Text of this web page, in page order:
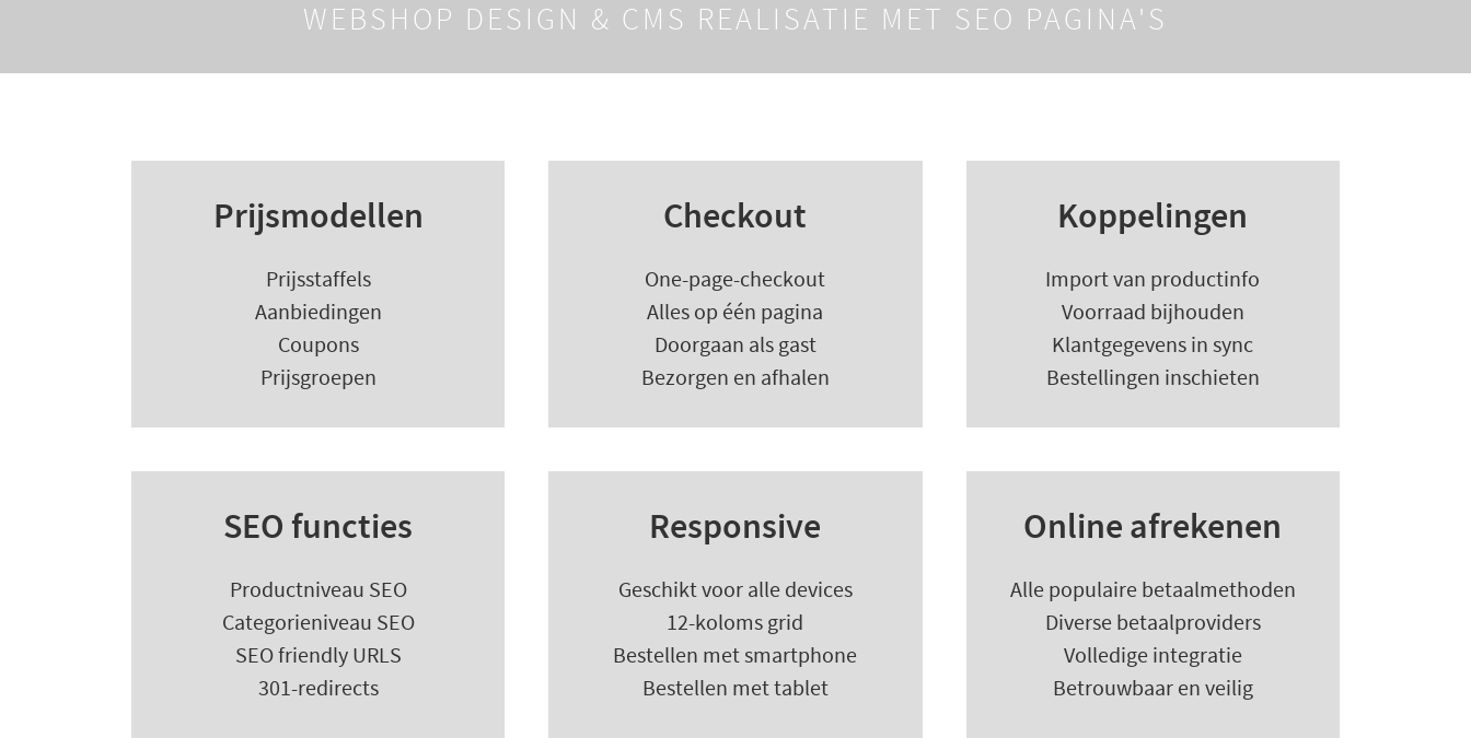
WEBSHOP DESIGN & CMS REALISATIE MET SEO PAGINA'S
Prijsmodellen
Prijsstaffels
Aanbiedingen
Coupons
Prijsgroepen
Checkout
One-page-checkout
Alles op één pagina
Doorgaan als gast
Bezorgen en afhalen
Koppelingen
Import van productinfo
Voorraad bijhouden
Klantgegevens in sync
Bestellingen inschieten
SEO functies
Productniveau SEO
Categorieniveau SEO
SEO friendly URLS
301-redirects
Responsive
Geschikt voor alle devices
12-koloms grid
Bestellen met smartphone
Bestellen met tablet
Online afrekenen
Alle populaire betaalmethoden
Diverse betaalproviders
Volledige integratie
Betrouwbaar en veilig